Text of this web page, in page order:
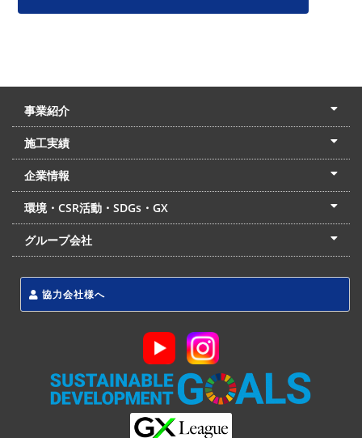
事業紹介
土木本部
建築本部
PPP・PFI
リフォーム・リノベーション
中村建設の家
施工実績
土木部門
建築部門
リフォーム部門
住宅部門
名古屋支店
東京支店
企業情報
会社概要
経営理念
沿革
リクルート
最新情報
お問合せ
環境・CSR活動・SDGs・GX
LSS流動化処理工法
CSR・SDGs・GX
発電事業
次世代ZEBオフィス
グループ会社
協力会社様へ